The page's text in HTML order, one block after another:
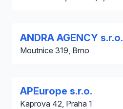
ANDRA AGENCY s.r.o.
Moutnice 319, Brno
APEurope s.r.o.
Kaprova 42, Praha 1